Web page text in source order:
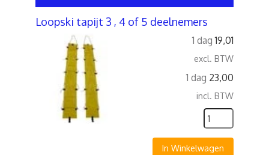
Loopski tapijt 3 , 4 of 5 deelnemers
1 dag 19,01
excl. BTW
1 dag 23,00
incl. BTW
In Winkelwagen